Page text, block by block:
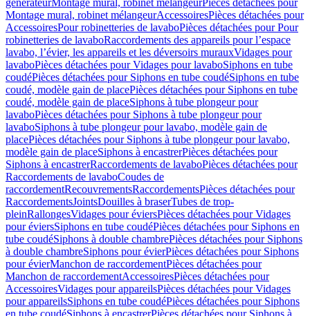
générateurMontage mural, robinet mélangeurPièces détachées pour
Montage mural, robinet mélangeurAccessoiresPièces détachées pour
AccessoiresPour robinetteries de lavaboPièces détachées pour Pour
robinetteries de lavaboRaccordements des appareils pour l’espace
lavabo, l’évier, les appareils et les déversoirs murauxVidages pour
lavaboPièces détachées pour Vidages pour lavaboSiphons en tube
coudéPièces détachées pour Siphons en tube coudéSiphons en tube
coudé, modèle gain de placePièces détachées pour Siphons en tube
coudé, modèle gain de placeSiphons à tube plongeur pour
lavaboPièces détachées pour Siphons à tube plongeur pour
lavaboSiphons à tube plongeur pour lavabo, modèle gain de
placePièces détachées pour Siphons à tube plongeur pour lavabo,
modèle gain de placeSiphons à encastrerPièces détachées pour
Siphons à encastrerRaccordements de lavaboPièces détachées pour
Raccordements de lavaboCoudes de
raccordementRecouvrementsRaccordementsPièces détachées pour
RaccordementsJointsDouilles à braserTubes de trop-
pleinRallongesVidages pour éviersPièces détachées pour Vidages
pour éviersSiphons en tube coudéPièces détachées pour Siphons en
tube coudéSiphons à double chambrePièces détachées pour Siphons
à double chambreSiphons pour évierPièces détachées pour Siphons
pour évierManchon de raccordementPièces détachées pour
Manchon de raccordementAccessoiresPièces détachées pour
AccessoiresVidages pour appareilsPièces détachées pour Vidages
pour appareilsSiphons en tube coudéPièces détachées pour Siphons
en tube coudéSiphons à encastrerPièces détachées pour Siphons à